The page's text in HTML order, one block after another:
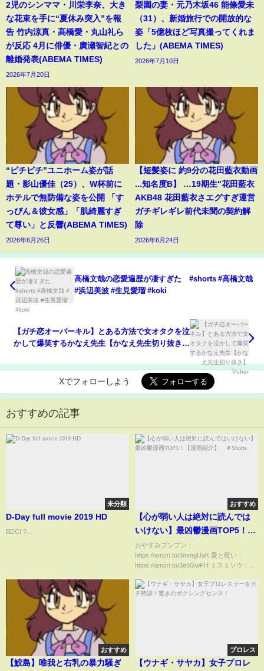
2児のシンママ・川栄李奈、大き
な花束を手に“夏休み突入”を報
告 竹内涼真・高橋愛・丸山礼ら
が反応 4月に俳優・廣瀬智紀との
離婚発表(ABEMA TIMES)
2026年7月20日
梨園の妻・元乃木坂46 能條愛未
（31）、新婚旅行での開放的な
姿「5億枚ほど写真撮ってくれま
した」(ABEMA TIMES)
2026年7月10日
“ピチピチ”ユニホーム姿が話
題・影山優佳（25）、W杯前に
ホテルで無防備な姿を公開 「す
っぴん＆彼女感」「肌綺麗すぎ
て尊い」と反響(ABEMA TIMES)
2026年6月26日
【短髪姿に 約9分の花田藍衣動画
...知名度B】 …19期生"花田藍衣
AKB48 花田藍衣さエグすぎ運営
ガチギレギレ前代未聞の契約解
除
2026年6月24日
高橋文哉の恋愛遍歴が凄すぎた #shorts #高橋文哉
#浜辺美波 #生見愛瑠 #koki
【ガチ恋オーバーキル】とある方法で女オタクを泣
かして爆笑するかなえ先生【かなえ先生切り抜き】
Xでフォローしよう
おすすめの記事
未分類
D-Day full movie 2019 HD
BDCI ?...
おすすめ
【心が弱い人は絶対に読んでは
いけない】最凶鬱漫画TOP5！
【漫画紹介】 ＃Shorts
おやすみプンプン：
https://amzn.to/3mmgUaK 愛と呪い：
https://amzn.to/3e5GwFH ミスミソウ：...
おすすめ
【鮫島】唯我と右乳の暴力騒ぎ
プロレス
【ウナギ・サヤカ】女子プロレ